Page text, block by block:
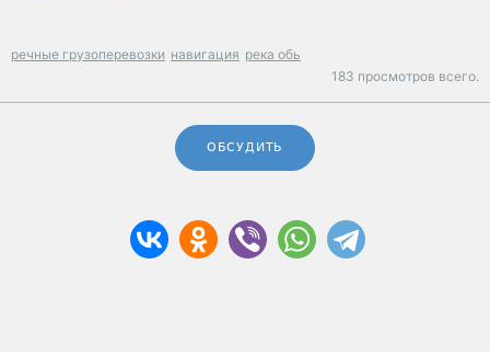
речные грузоперевозки навигация река обь
183 просмотров всего.
ОБСУДИТЬ